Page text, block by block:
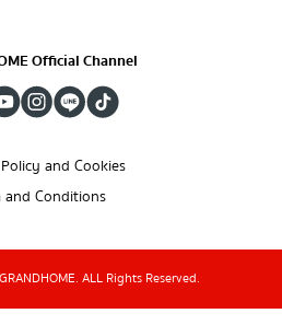
Official Channel
and Cookies
and Conditions
ALL Rights Reserved.